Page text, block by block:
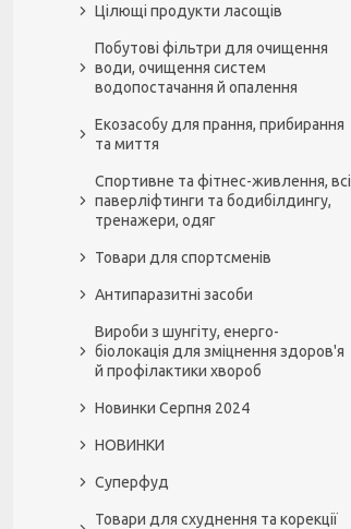
Цілющі продукти ласощів
Побутові фільтри для очищення
води, очищення систем
водопостачання й опалення
Екозасобу для прання, прибирання
та миття
Спортивне та фітнес-живлення, всі
паверліфтинги та бодибілдингу,
тренажери, одяг
Товари для спортсменів
Антипаразитні засоби
Вироби з шунгіту, енерго-
біолокація для зміцнення здоров'я
й профілактики хвороб
Новинки Серпня 2024
НОВИНКИ
Суперфуд
Товари для схуднення та корекції